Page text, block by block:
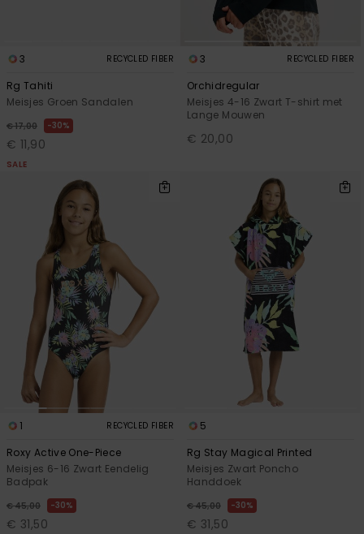
3 RECYCLED FIBER
Rg Tahiti
Meisjes Groen Sandalen
€ 17,00 30%
€ 11,90
SALE
3 RECYCLED FIBER
Orchidregular
Meisjes 4-16 Zwart T-shirt met
Lange Mouwen
€ 20,00
1 RECYCLED FIBER
Roxy Active One-Piece
Meisjes 6-16 Zwart Eendelig
Badpak
€ 45,00 30%
€ 31,50
5
Rg Stay Magical Printed
Meisjes Zwart Poncho
Handdoek
€ 45,00 30%
€ 31,50